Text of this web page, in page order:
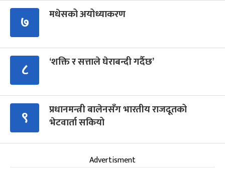
७ मधेसको अयोध्याकरण
८ ‘शक्ति र सत्ताले घेराबन्दी गर्दैछ’
९
प्रधानमन्त्री बालेनसँग भारतीय राजदूतको
भेटवार्ता सकियो
Advertisment